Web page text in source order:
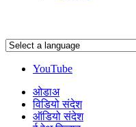
YouTube
ओडाअ
विडियो संदेश
ऑडियो संदेश